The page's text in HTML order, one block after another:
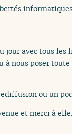
jour avec tous les
à nous poser toute
ou un
et merci à